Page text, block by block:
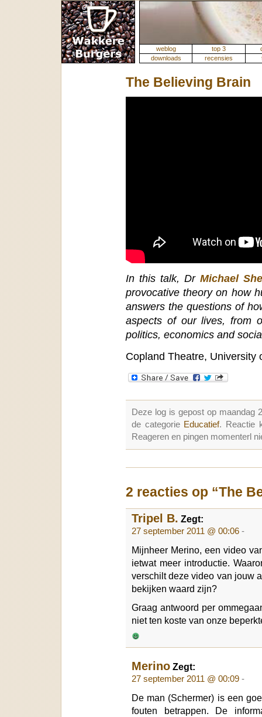
weblog top 3
downloads
recensies
The Believing Brain
In this talk, Dr Michael
provocative theory on how
answers the questions of
aspects of our lives, from
politics, economics and
Copland Theatre, University
Deze log is gepost op maandag
de categorie Educatief. Reactie
Reageren en pingen momenterl
2 reacties op “The
Tripel B. Zegt:
27 september 2011 @ 00:06 -
Mijnheer Merino, een video
ietwat meer introductie.
verschilt deze video van jouw
bekijken waard zijn?
Graag antwoord per
niet ten koste van onze
Merino Zegt:
27 september 2011 @ 00:09 -
De man (Schermer) is een
fouten betrappen. De